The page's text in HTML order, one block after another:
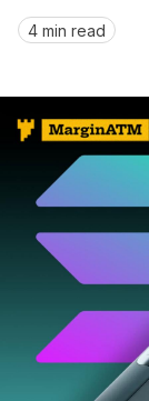
4 min read